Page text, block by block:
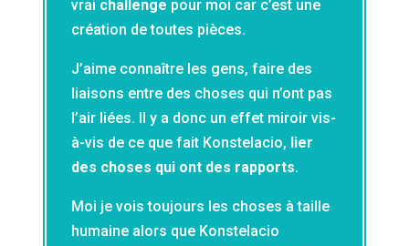
vrai challenge pour moi car c’est une
création de toutes pièces.
J’aime connaître les gens, faire des
liaisons entre des choses qui n’ont pas
l’air liées. Il y a donc un effet miroir vis-
à-vis de ce que fait Konstelacio, lier
des choses qui ont des rapports.
Moi je vois toujours les choses à taille
humaine alors que Konstelacio